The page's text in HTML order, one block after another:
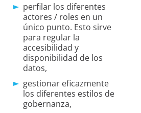
perfilar los diferentes
actores / roles en un
único punto. Esto sirve
para regular la
accesibilidad y
disponibilidad de los
datos,
gestionar eficazmente
los diferentes estilos de
gobernanza,